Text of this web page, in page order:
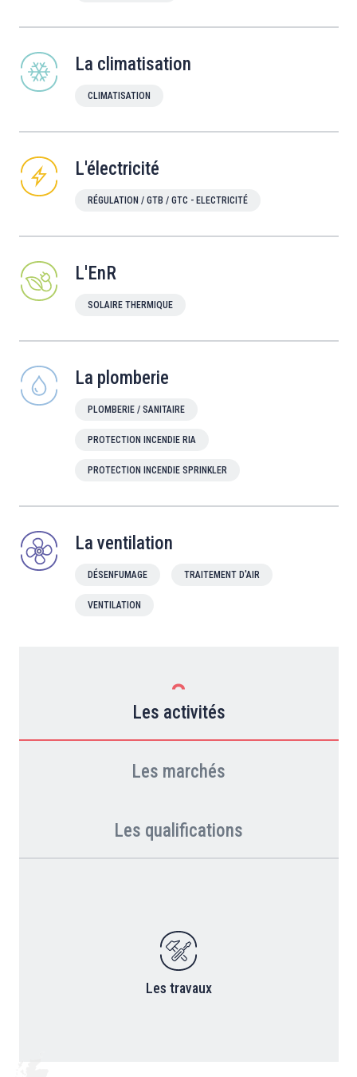
La climatisation
CLIMATISATION
L'électricité
RÉGULATION / GTB / GTC - ELECTRICITÉ
L'EnR
SOLAIRE THERMIQUE
La plomberie
PLOMBERIE / SANITAIRE
PROTECTION INCENDIE RIA
PROTECTION INCENDIE SPRINKLER
La ventilation
DÉSENFUMAGE TRAITEMENT D'AIR
VENTILATION
Les activités
Les marchés
Les qualifications
Les travaux